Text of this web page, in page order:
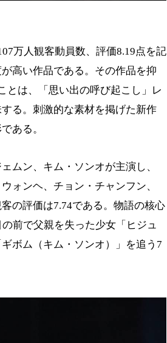
万人観客動員数、評価8.19点を記
高い作品である。その作品を抑
とは、「思い出の呼び起こし」レ
る。刺激的な素材を掲げた新作
ある。
ムン、キム・ソンオが主演し、
ォンヘ、チョン・チャンフン、
の評価は7.74である。物語の核心
前で父親を失った少女「ヒジュ
ボム（キム・ソンオ）」を追う7